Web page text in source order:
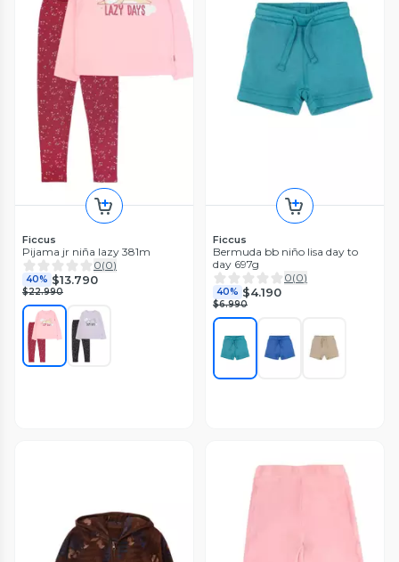
Ficcus
Pijama jr niña lazy 381m
0(0)
40% $13.790
$22.990
Ficcus
Bermuda bb niño lisa day to
day 697g
0(0)
40% $4.190
$6.990